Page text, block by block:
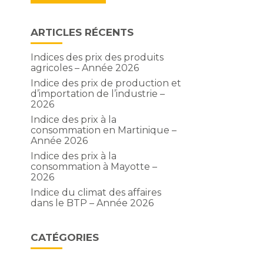
ARTICLES RÉCENTS
Indices des prix des produits
agricoles – Année 2026
Indice des prix de production et
d’importation de l’industrie –
2026
Indice des prix à la
consommation en Martinique –
Année 2026
Indice des prix à la
consommation à Mayotte –
2026
Indice du climat des affaires
dans le BTP – Année 2026
CATÉGORIES